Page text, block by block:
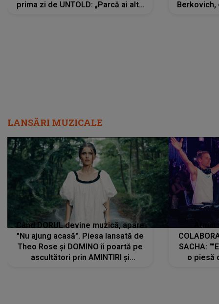
prima zi de UNTOLD: „Parcă ai altă
LANSĂRI MUZICALE
Când DORUL devine muzică, apare
"Nu ajung acasă". Piesa lansată de
Theo Rose și DOMINO îi poartă pe
ascultători prin AMINTIRI și
SACHA:
o piesă